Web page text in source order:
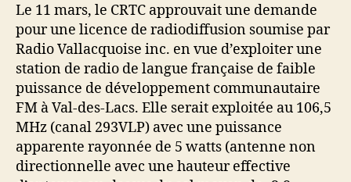
Le 11 mars, le CRTC approuvait une demande
pour une licence de radiodiffusion soumise par
Radio Vallacquoise inc. en vue d’exploiter une
station de radio de langue française de faible
puissance de développement communautaire
FM à Val-des-Lacs. Elle serait exploitée au 106,5
MHz (canal 293VLP) avec une puissance
apparente rayonnée de 5 watts (antenne non
directionnelle avec une hauteur effective